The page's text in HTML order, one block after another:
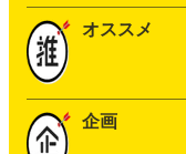
オススメ
企画